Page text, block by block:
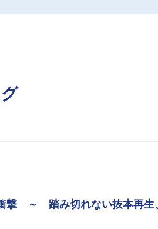
撃 ～ 踏み切れない抜本再生